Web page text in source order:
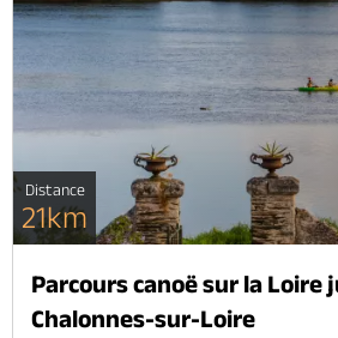
Distance
21km
Parcours canoë sur la Loire
Chalonnes-sur-Loire